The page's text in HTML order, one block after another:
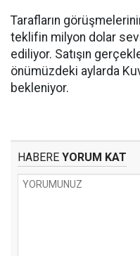
Tarafların
teklifin milyon dolar
ediliyor. Satışın
önümüzdeki aylarda
bekleniyor.
HABERE YORUM KAT